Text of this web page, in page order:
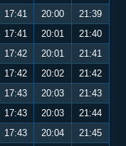
17:41 20:00
21:39
17:41 20:01
21:40
17:42 20:01
21:41
17:42 20:02
21:42
17:43 20:03
21:43
17:43 20:03
21:44
17:43 20:04
21:45